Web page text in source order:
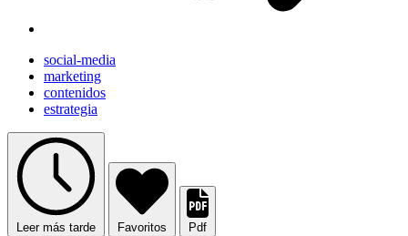
social-media
marketing
contenidos
estrategia
Leer más tarde Favoritos Pdf